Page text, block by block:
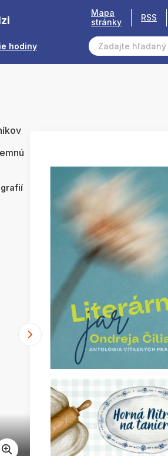
hodiny
Mapa
stránky
RSS
Rockove_balady (3)